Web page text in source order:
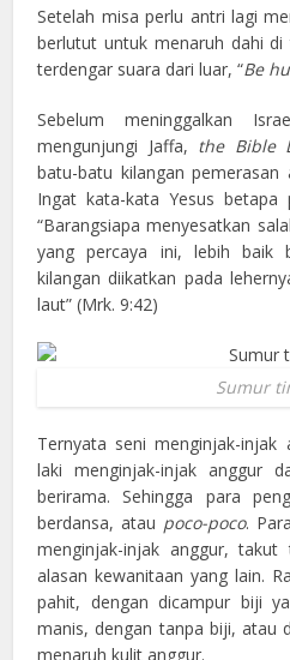
Setelah misa perlu antri lagi
berlutut untuk menaruh dahi di
terdengar suara dari luar, “Be
Sebelum meninggalkan
mengunjungi Jaffa, the Bible
batu-batu kilangan
Ingat kata-kata Yesus betapa
“Barangsiapa menyesatkan
yang percaya ini, lebih baik
kilangan diikatkan pada
laut” (Mrk. 9:42)
Sumur
Ternyata seni menginjak-injak
laki menginjak-injak anggur
berirama. Sehingga para
berdansa, atau poco-poco.
menginjak-injak anggur,
alasan kewanitaan yang lain.
pahit, dengan dicampur biji
manis, dengan tanpa biji, atau
menaruh kulit anggur.